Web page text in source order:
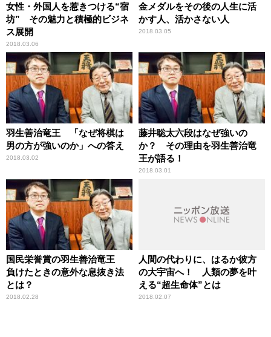
女性・外国人を惹きつける“宿
坊” その魅力と積極的ビジネ
ス展開
2018.03.06
金メダルをその後の人生に活
かす人、活かさない人
2018.03.05
羽生善治竜王 「なぜ将棋は
男の方が強いのか」への答え
2018.03.02
藤井聡太六段はなぜ強いの
か？ その理由を羽生善治竜
王が語る！
2018.03.01
国民栄誉賞の羽生善治竜王
負けたときの意外な息抜き法
とは？
2018.02.28
人間の代わりに、はるか彼方
の大宇宙へ！ 人類の夢を叶
える“超生命体”とは
2018.02.07